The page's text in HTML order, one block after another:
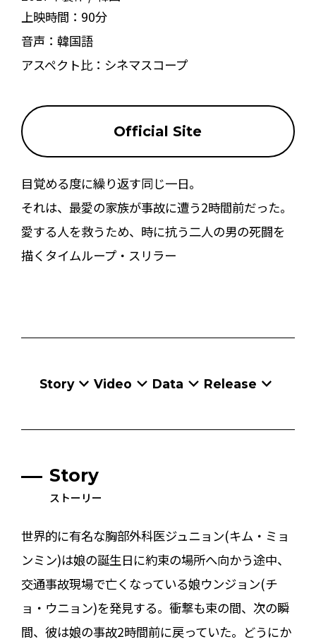
上映時間： 90分
音声： 韓国語
アスペクト比： シネマスコープ
Official Site
目覚める度に繰り返す同じ一日。
それは、最愛の家族が事故に遭う2時間前だった――。
愛する人を救うため、時に抗う二人の男の死闘を
描くタイムループ・スリラー
Story Video Data Release
Story
ストーリー
世界的に有名な胸部外科医ジュニョン(キム・ミョ
ンミン)は娘の誕生日に約束の場所へ向かう途中、
交通事故現場で亡くなっている娘ウンジョン(チ
ョ・ウニョン)を発見する。衝撃も束の間、次の瞬
間、彼は娘の事故2時間前に戻っていた。どうにか